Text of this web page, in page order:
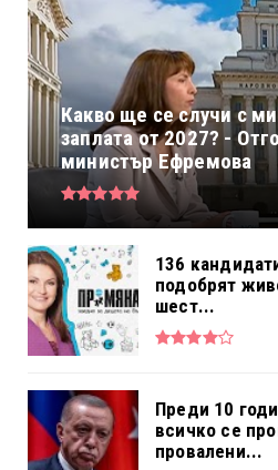
Какво ще се случи с
заплата от 2027? -
министър Ефремова
136
подобрят
шест...
Преди 10
всичко се
провалени...